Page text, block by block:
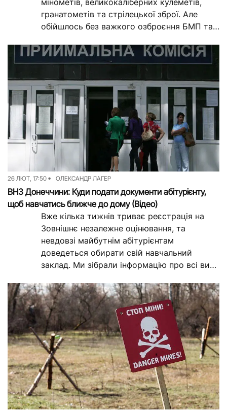
мінометів, великокаліберних кулеметів,
гранатометів та стрілецької зброї. Але
обійшлось без важкого озброєння БМП та
26 ЛЮТ, 17:50 ОЛЕКСАНДР ЛАГЕР
ВНЗ Донеччини: Куди подати документи абітурієнту,
щоб навчатись ближче до дому (Відео)
Вже кілька тижнів триває реєстрація на
Зовнішнє незалежне оцінювання, та
невдовзі майбутнім абітурієнтам
доведеться обирати свій навчальний
заклад. Ми зібрали інформацію про всі виші